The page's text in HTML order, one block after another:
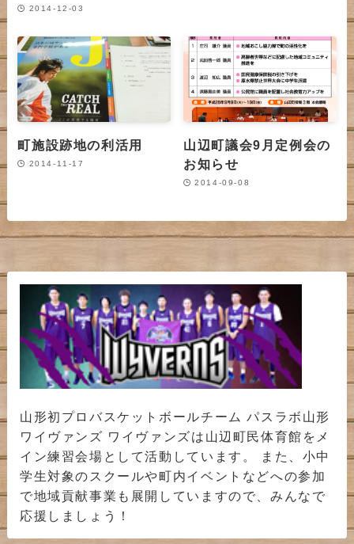
2014-12-03
町施設跡地の利活用
2014-11-17
山辺町議会9月定例会の
お知らせ
2014-09-08
山形初プロバスケットボールチーム パスラボ山形
ワイヴァンズ ワイヴァンズは山辺町民体育館をメ
イン練習会場として活動しています。 また、小中
学生対象のスクールや町内イベントなどへの参加
で地域貢献事業も展開していますので、みんなで
応援しましょう！